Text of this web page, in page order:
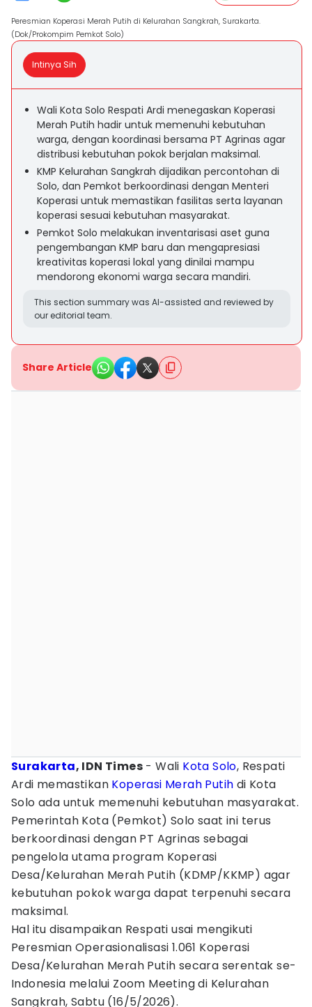
Peresmian Koperasi Merah Putih di Kelurahan Sangkrah, Surakarta.
(Dok/Prokompim Pemkot Solo)
Intinya Sih
Wali Kota Solo Respati Ardi menegaskan Koperasi
Merah Putih hadir untuk memenuhi kebutuhan
warga, dengan koordinasi bersama PT Agrinas agar
distribusi kebutuhan pokok berjalan maksimal.
KMP Kelurahan Sangkrah dijadikan percontohan di
Solo, dan Pemkot berkoordinasi dengan Menteri
Koperasi untuk memastikan fasilitas serta layanan
koperasi sesuai kebutuhan masyarakat.
Pemkot Solo melakukan inventarisasi aset guna
pengembangan KMP baru dan mengapresiasi
kreativitas koperasi lokal yang dinilai mampu
mendorong ekonomi warga secara mandiri.
This section summary was AI-assisted and reviewed by
our editorial team.
Share Article
Surakarta, IDN Times - Wali Kota Solo, Respati
Ardi memastikan Koperasi Merah Putih di Kota
Solo ada untuk memenuhi kebutuhan masyarakat.
Pemerintah Kota (Pemkot) Solo saat ini terus
berkoordinasi dengan PT Agrinas sebagai
pengelola utama program Koperasi
Desa/Kelurahan Merah Putih (KDMP/KKMP) agar
kebutuhan pokok warga dapat terpenuhi secara
maksimal.
Hal itu disampaikan Respati usai mengikuti
Peresmian Operasionalisasi 1.061 Koperasi
Desa/Kelurahan Merah Putih secara serentak se-
Indonesia melalui Zoom Meeting di Kelurahan
Sangkrah, Sabtu (16/5/2026).